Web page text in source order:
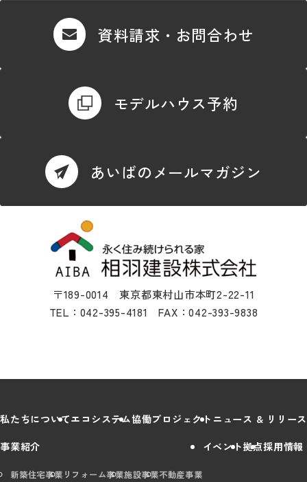
資料請求・お問合わせ
モデルハウス予約
あいばのメールマガジン
〒189-0014 東京都東村山市本町2-22-11
TEL：042-395-4181 FAX：042-393-9838
私たちについてエコシステム協働プロジェクト ニュース & リリース
事業紹介
新築住宅事業 リフォーム事業施設事業不動産事業
イベント拠点採用情報